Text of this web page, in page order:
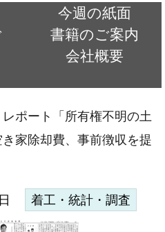
今週の紙面
書籍のご案内
会社概要
ポート「所有権不明の土
家除却費、事前徴収を提
着工・統計・調査